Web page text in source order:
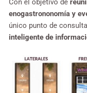
Con el objetivo de
enogastrononomía y
único punto de
inteligente de